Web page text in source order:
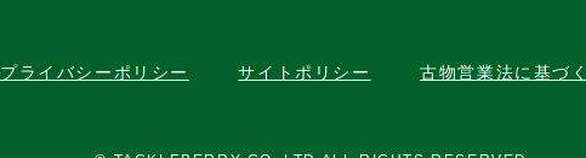
プライバシーポリシー サイトポリシー 古物営業法に基づ